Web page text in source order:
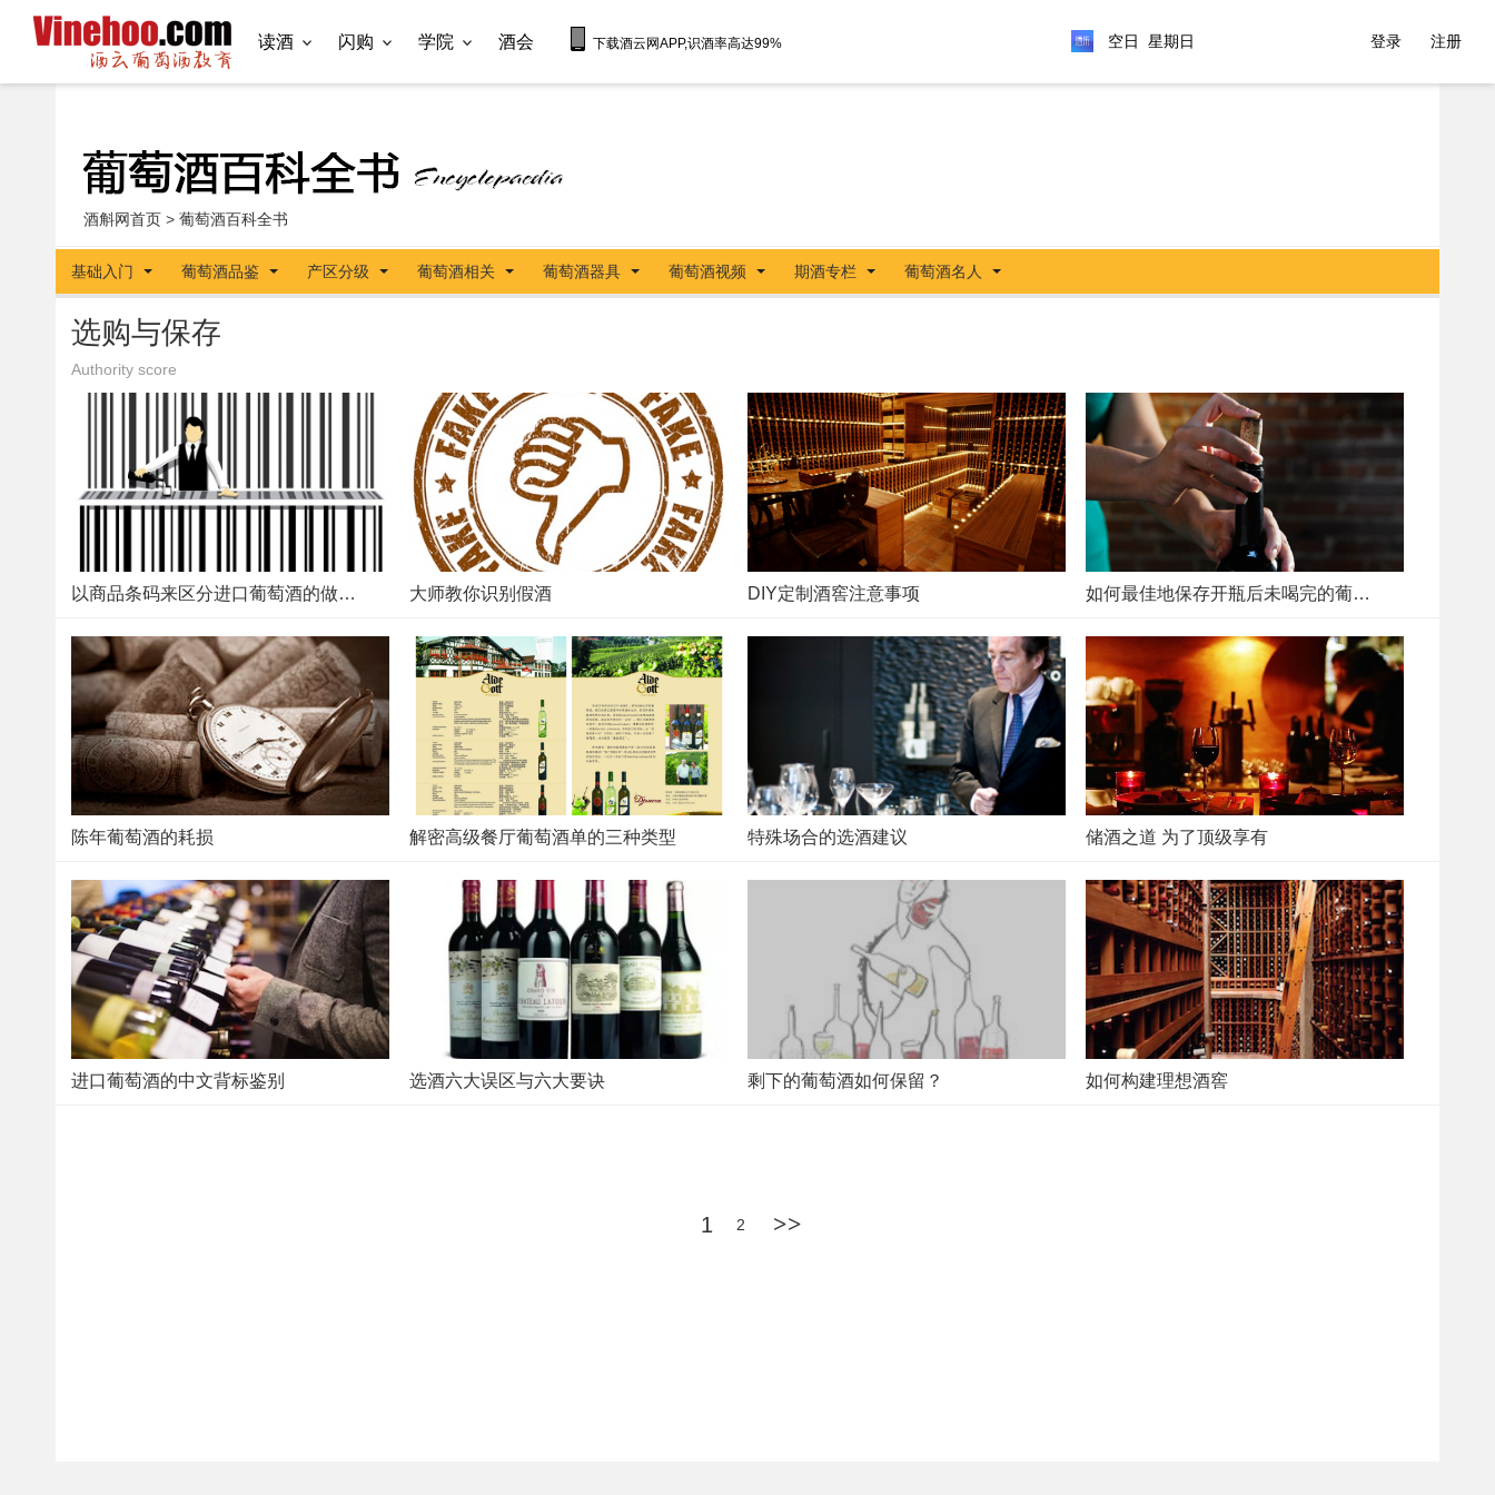
读酒 闪购 学院 酒会 下载酒云网APP,识酒率高达99% 空日 星期日 登录 注册
酒斛网首页 > 葡萄酒百科全书
基础入门 葡萄酒品鉴 产区分级 葡萄酒相关 葡萄酒器具 葡萄酒视频 期酒专栏 葡萄酒名人
选购与保存
Authority score
以商品条码来区分进口葡萄酒的做法是片面的 大师教你识别假酒 DIY定制酒窖注意事项 如何最佳地保存开瓶后未喝完的葡萄酒
陈年葡萄酒的耗损 解密高级餐厅葡萄酒单的三种类型 特殊场合的选酒建议 储酒之道 为了顶级享有
进口葡萄酒的中文背标鉴别 选酒六大误区与六大要诀 剩下的葡萄酒如何保留？ 如何构建理想酒窖
1 2 >>